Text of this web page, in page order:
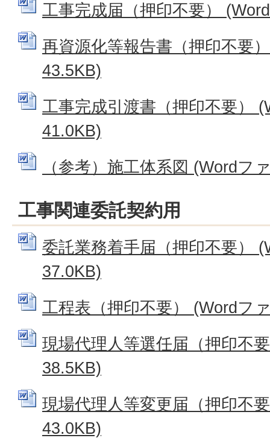
工事完成届（押印不要）
再資源化等報告書（押印不要
43.5KB)
工事完成引渡書（押印不要）
41.0KB)
（参考）施工体系図 (Wordフ
工事関連委託契約用
委託業務着手届（押印不要）
37.0KB)
工程表（押印不要） (Wordフ
現場代理人等選任届（押印不
38.5KB)
現場代理人等変更届（押印不
43.0KB)